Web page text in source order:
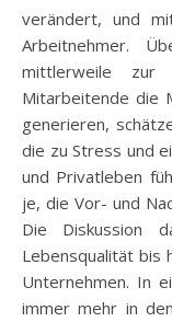
verändert, und
Arbeitnehmer.
mittlerweile zur
Mitarbeitende die
generieren,
die zu Stress und
und Privatleben
je, die Vor- und
Die Diskussion
Lebensqualität bis
Unternehmen. In
immer mehr in